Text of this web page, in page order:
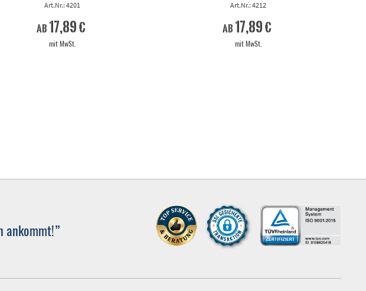
Art.Nr.: 4201
ab 17,89 €
mit MwSt.
Art.Nr.: 4212
ab 17,89 €
mit MwSt.
ankommt!”